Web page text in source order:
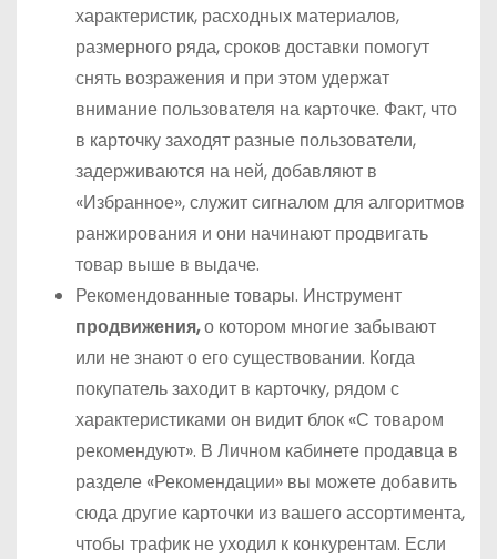
характеристик, расходных материалов,
размерного ряда, сроков доставки помогут
снять возражения и при этом удержат
внимание пользователя на карточке. Факт, что
в карточку заходят разные пользователи,
задерживаются на ней, добавляют в
«Избранное», служит сигналом для алгоритмов
ранжирования и они начинают продвигать
товар выше в выдаче.
Рекомендованные товары. Инструмент
продвижения,о котором многие забывают
или не знают о его существовании. Когда
покупатель заходит в карточку, рядом с
характеристиками он видит блок «С товаром
рекомендуют». В Личном кабинете продавца в
разделе «Рекомендации» вы можете добавить
сюда другие карточки из вашего ассортимента,
чтобы трафик не уходил к конкурентам. Если